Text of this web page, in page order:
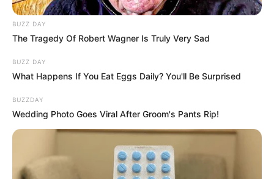
BUZZ DAY
The Tragedy Of Robert Wagner Is Truly Very Sad
BUZZ DAY
What Happens If You Eat Eggs Daily? You'll Be Surprised
BUZZDAY
Wedding Photo Goes Viral After Groom's Pants Rip!